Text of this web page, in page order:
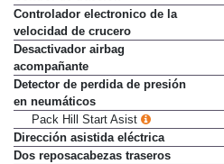
Controlador electronico de la
velocidad de crucero
Desactivador airbag
acompañante
Detector de perdida de presión
en neumáticos
Pack Hill Start Asist
Dirección asistida eléctrica
Dos reposacabezas traseros